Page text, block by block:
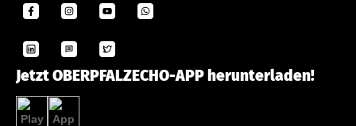
Jetzt OBERPFALZECHO-APP herunterladen!